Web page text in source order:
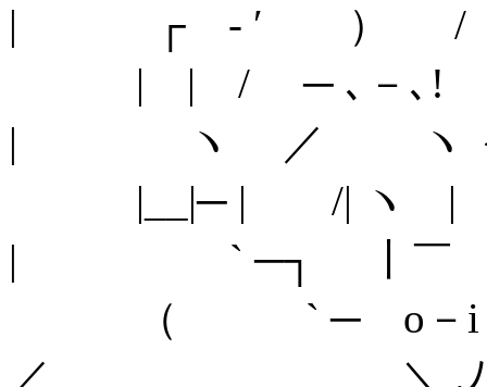
| ┌ - ′ ）
| | / ─ ､－､
| ヽ ／ ヽ
|__|─ | /| ヽ |
| ` ─┐ 丨￣
（ ` ─ o
／ ＼ .ﾉ